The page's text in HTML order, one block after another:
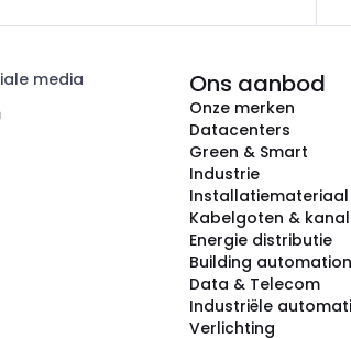
media Ons aanbod
Onze merken
Datacenters
Green & Smart
Industrie
Installatiemateriaal
Kabelgoten &
Energie distributie
Building
Data & Telecom
Industriële
Verlichting